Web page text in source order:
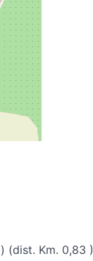
) (dist. Km. 0,83 )